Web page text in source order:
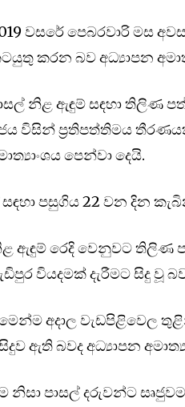
වසරේ පෙබරවාරි මස
කරන බව අධ්‍යාපන
නිළ ඇඳුම් සඳහා තිලිණ
විසින් ප්‍රතිපත්තිමය
පෙන්වා දෙයි.
පසුගිය 22 වන දින
ඇඳුම් රෙදි වෙනුවට තිලිණ
වියදමක් දැරීමට සිදු වූ
අදාල වැඩපිළිවෙල
ඇති බවද අධ්‍යාපන
නිසා පාසල් දරුවන්ට